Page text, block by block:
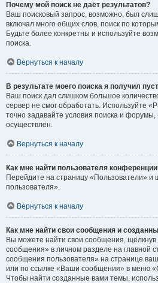
Почему мой поиск не даёт результатов?
Ваш поисковый запрос, возможно, был
включал много общих слов, поиск по
Будьте более конкретны и используйте
поиска.
Вернуться к началу
В результате моего поиска я получил
Ваш поиск дал слишком большое
сервер не смог обработать. Используйте
точно задавайте условия поиска и
осуществлён.
Вернуться к началу
Как мне найти пользователя
Перейдите на страницу «Пользователи» и
пользователя».
Вернуться к началу
Как мне найти свои сообщения и
Вы можете найти свои сообщения,
сообщения» в личном разделе на главной
сообщения пользователя» на странице
или по ссылке «Ваши сообщения» в меню
Чтобы найти созданные вами темы,